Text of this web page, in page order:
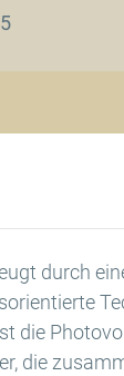
5
durch
die
die